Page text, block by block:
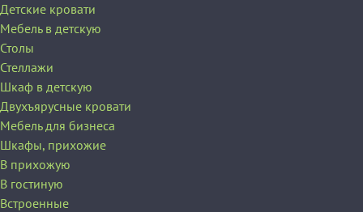
Детские кровати
Мебель в детскую
Столы
Стеллажи
Шкаф в детскую
Двухъярусные кровати
Мебель для бизнеса
Шкафы, прихожие
В прихожую
В гостиную
Встроенные